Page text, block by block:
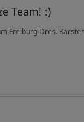
Team! :)
Freiburg Dres.